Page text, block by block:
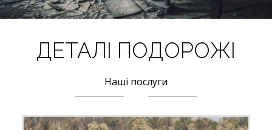
ДЕТАЛІ ПОДОРОЖІ
Наші послуги